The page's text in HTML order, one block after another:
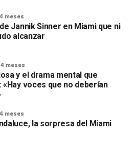
meses
Jannik Sinner en Miami que ni
alcanzar
meses
y el drama mental que
«Hay voces que no deberían
meses
la sorpresa del Miami